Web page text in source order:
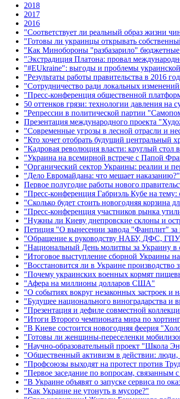
2018
2017
2016
"Соответствует ли реальный образ жизни
"Готовы ли украинцы открывать
"Как Минобороны "разбазарило" бюджетные
"Экстрадиция Платона: провал
"#EUkraine": выгоды и проблемы
"Результаты работы правительства в 2016
"Сотрудничество ради локальных
"Пресс-конференция общественной
50 оттенков грязи: технологии давления
"Репрессии в политической партии
Презентация международного проекта
"Современные угрозы в лесной отрасли и
"Кто хочет отобрать будущий центральный
"Кадровая революция власти: круглый стол
"Украина на всемирной встрече с Папой
"Органический сектор Украины: реалии и
"Дело Евромайдана: что мешает наказанию?"
Первое полугодие работы нового
"Пресс-конференция Габриэль Кубе на
"Сколько будет стоить новогодняя корзина
"Пресс-конференция участников рынка
"Нужны ли Киеву днепровские склоны и
Петиция "О вынесении завода "Фанплит" за
"Обращение к руководству НАБУ, ДФС, ГПУ
"Национальный День молитвы за Украину в
"Итоговое выступление сборной Украины
"Восстановится ли в Украине производство
"Почему украинских военных кормят
"Афера на миллионы долларов США"
"О событиях вокруг незаконных застроек и
"Будущее национального виноградарства и
"Презентация и дефиле совместной
"Итоги Второго чемпионата мира по
"В Киеве состоится новогодняя феерия
"Готовы ли женщины-переселенки
"Научно-образовательный проект "Школа
"Общественный активизм в действии:
"Профсоюзы выходят на протест против
"Первое заседание по вопросам,
"В Украине объявят о запуске сервиса по
"Как Украине не утонуть в мусоре?"